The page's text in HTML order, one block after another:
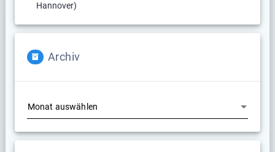
Hannover)
Archiv